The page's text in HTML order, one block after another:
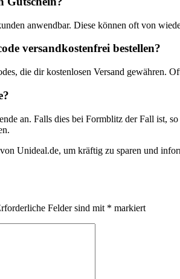
anwendbar. Diese können oft von
versandkostenfrei bestellen?
die dir kostenlosen Versand gewähren.
an. Falls dies bei Formblitz der Fall ist,
Unideal.de, um kräftig zu sparen und
Felder sind mit * markiert